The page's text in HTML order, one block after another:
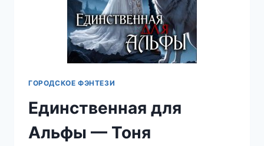
ГОРОДСКОЕ ФЭНТЕЗИ
Единственная для
Альфы — Тоня